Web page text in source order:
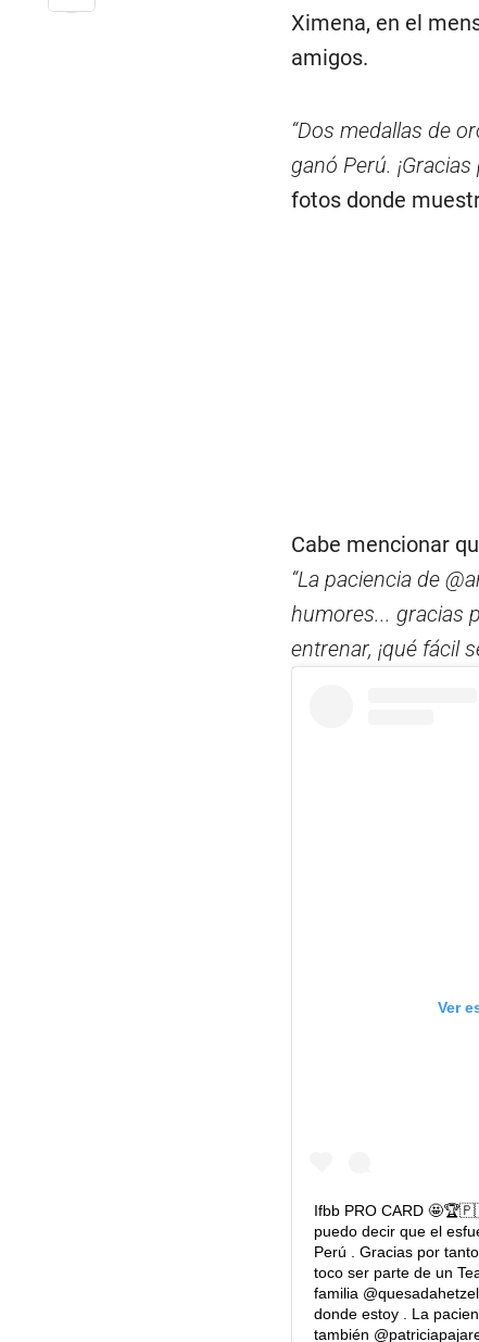
Ximena, en el
amigos.
“Dos medallas de
ganó Perú.
fotos donde
Cabe mencionar
“La paciencia de
humores... gracias
entrenar, ¡qué fácil
Ver
Ifbb PRO CARD
puedo decir que el
Perú . Gracias por
toco ser parte de un
familia
donde estoy . La
también